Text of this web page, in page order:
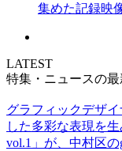
集めた記録映
LATEST
特集・ニュースの
グラフィックデザ
した多彩な表現を
vol.1」が、中村区の